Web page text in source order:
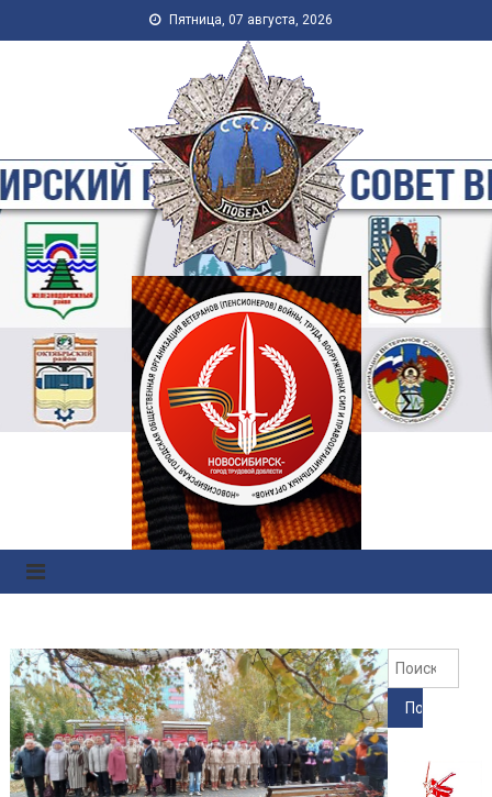
Пятница, 07 августа, 2026
Новосибирская Городская
Общественная Организация
Ветеранов-Пенсионеров
Войны, Труда, Военной
Службы и
Правоохранительных
Органов